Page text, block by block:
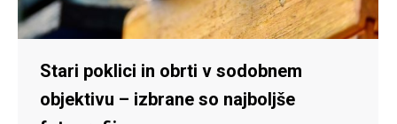
Stari poklici in obrti v sodobnem
objektivu – izbrane so najboljše